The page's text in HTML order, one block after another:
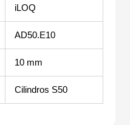
iLOQ
AD50.E10
10 mm
Cilindros S50